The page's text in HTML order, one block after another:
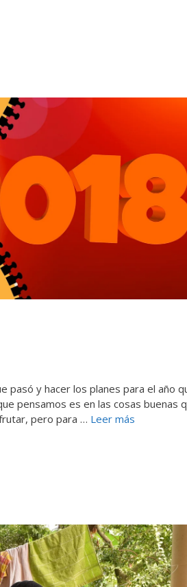
pasó y hacer los planes para el año
pensamos es en las cosas buenas
pero para … Leer más